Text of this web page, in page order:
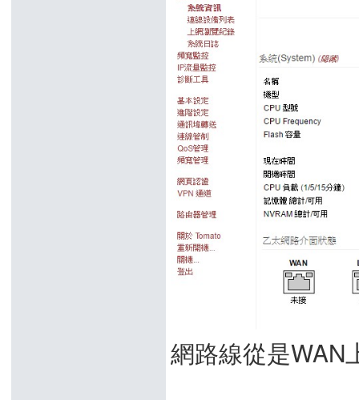
網路線從是WAN